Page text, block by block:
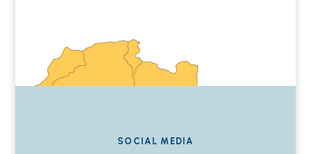
SOCIAL MEDIA